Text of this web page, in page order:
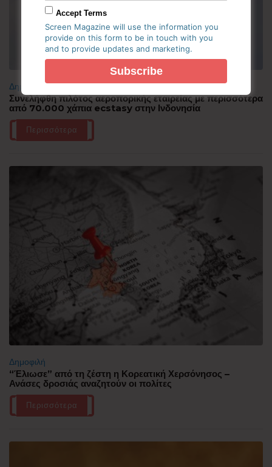
Δημοφιλή
Συνελήφθη πιλότος αεροπορικής εταιρείας με περισσότερα
από 70.000 χάπια ecstasy στην Ινδονησία
Περισσότερα
Δημοφιλή
“Έλιωσε” από τη ζέστη η Κορεατική Χερσόνησος –
Ανάσες δροσιάς αναζητούν οι πολίτες
Περισσότερα
Accept Terms
Screen Magazine will use the information you
provide on this form to be in touch with you
and to provide updates and marketing.